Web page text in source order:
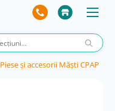
Piese și accesorii Măști CPAP